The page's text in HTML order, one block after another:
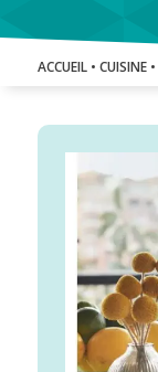
ACCUEIL• CUISINE•